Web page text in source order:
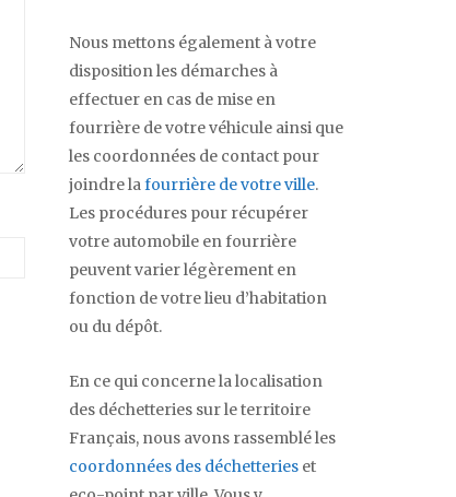
Nous mettons également à votre
disposition les démarches à
effectuer en cas de mise en
fourrière de votre véhicule ainsi que
les coordonnées de contact pour
joindre lafourrière de votre ville.
Les procédures pour récupérer
votre automobile en fourrière
peuvent varier légèrement en
fonction de votre lieu d’habitation
ou du dépôt.
En ce qui concerne la localisation
des déchetteries sur le territoire
Français, nous avons rassemblé les
coordonnées des déchetteries et